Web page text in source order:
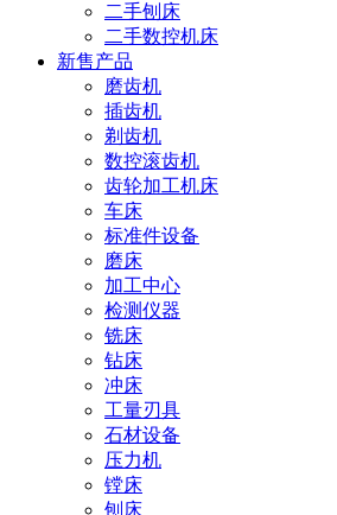
二手刨床
二手数控机床
新售产品
磨齿机
插齿机
剃齿机
数控滚齿机
齿轮加工机床
车床
标准件设备
磨床
加工中心
检测仪器
铣床
钻床
冲床
工量刃具
石材设备
压力机
镗床
刨床